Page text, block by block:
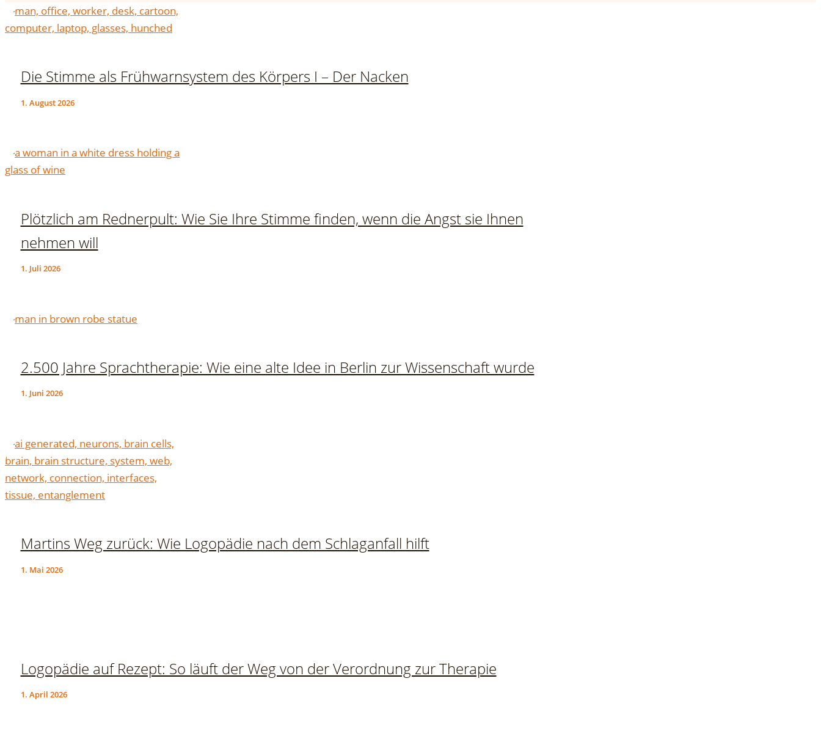
Die Stimme als Frühwarnsystem des Körpers I – Der Nacken
1. August 2026
Plötzlich am Rednerpult: Wie Sie Ihre Stimme finden, wenn die Angst sie Ihnen
nehmen will
1. Juli 2026
2.500 Jahre Sprachtherapie: Wie eine alte Idee in Berlin zur Wissenschaft wurde
1. Juni 2026
Martins Weg zurück: Wie Logopädie nach dem Schlaganfall hilft
1. Mai 2026
Logopädie auf Rezept: So läuft der Weg von der Verordnung zur Therapie
1. April 2026